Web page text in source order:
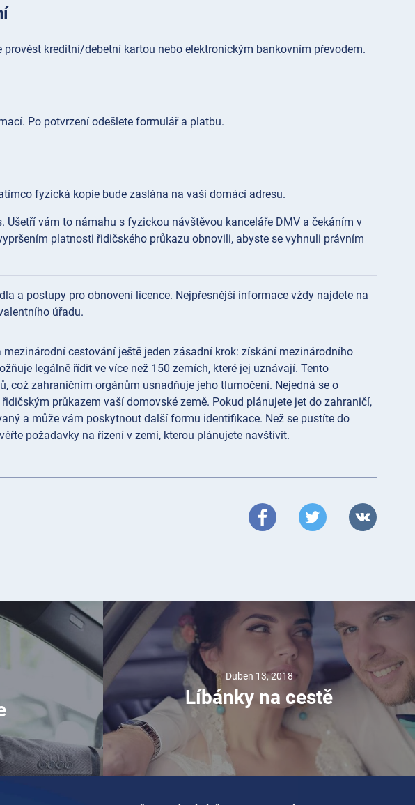
kreditní/debetní kartou nebo elektronickým bankovním převodem.
Po potvrzení odešlete formulář a platbu.
fyzická kopie bude zaslána na vaši domácí adresu.
Ušetří vám to námahu s fyzickou návštěvou kanceláře DMV a čekáním v
platnosti řidičského průkazu obnovili, abyste se vyhnuli právním
a postupy pro obnovení licence. Nejpřesnější informace vždy najdete na
úřadu.
cestování ještě jeden zásadní krok: získání mezinárodního
legálně řídit ve více než 150 zemích, které jej uznávají. Tento
což zahraničním orgánům usnadňuje jeho tlumočení. Nejedná se o
průkazem vaší domovské země. Pokud plánujete jet do zahraničí,
a může vám poskytnout další formu identifikace. Než se pustíte do
požadavky na řízení v zemi, kterou plánujete navštívit.
Duben 13, 2018
Líbánky na cestě